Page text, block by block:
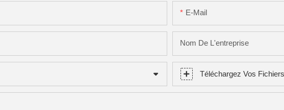
E-Mail
Nom De L'entreprise
Téléchargez Vos Fichiers